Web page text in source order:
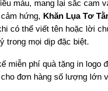
màu, mang lại sắc cam
hứng, Khăn Lụa Tơ
có thể viết tên hoặc lời
trong mọi dịp đặc biệt.
miễn phí quà tặng in logo
đơn hàng số lượng lớn